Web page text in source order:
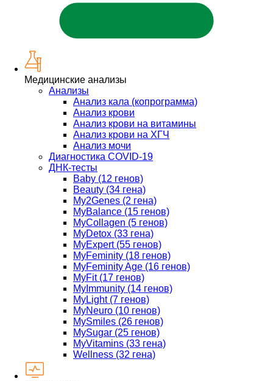
Медицинские анализы
Анализы
Анализ кала (копрограмма)
Анализ крови
Анализ крови на витамины
Анализ крови на ХГЧ
Анализ мочи
Диагностика COVID-19
ДНК-тесты
Baby (12 генов)
Beauty (34 гена)
My2Genes (2 гена)
MyBalance (15 генов)
MyCollagen (5 генов)
MyDetox (33 гена)
MyExpert (55 генов)
MyFeminity (18 генов)
MyFeminity Age (16 генов)
MyFit (17 генов)
MyImmunity (14 генов)
MyLight (7 генов)
MyNeuro (10 генов)
MySmiles (26 генов)
MySugar (25 генов)
MyVitamins (33 гена)
Wellness (32 гена)